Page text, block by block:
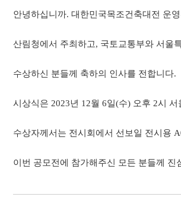
안녕하십니까. 대한민국목조건축대전 운
산림청에서 주최하고, 국토교통부와 서울
수상하신 분들께 축하의 인사를 전합니다.
시상식은 2023년 12월 6일(수) 오후 2시
수상자께서는 전시회에서 선보일 전시용
이번 공모전에 참가해주신 모든 분들께 진